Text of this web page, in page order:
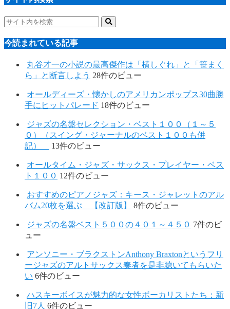
今読まれている記事
丸谷才一の小説の最高傑作は「横しぐれ」と「笹まく
ら」と断言しよう 28件のビュー
オールディーズ・懐かしのアメリカンポップス30曲勝
手にヒットパレード 18件のビュー
ジャズの名盤セレクション・ベスト１００（１～５
０）（スイング・ジャーナルのベスト１００も併
記）
13件のビュー
オールタイム・ジャズ・サックス・プレイヤー・ベス
ト１００ 12件のビュー
おすすめのピアノジャズ：キース・ジャレットのアル
バム20枚を選ぶ 【改訂版】
8件のビュー
ジャズの名盤ベスト５００の４０１～４５０ 7件のビ
ュー
アンソニー・ブラクストンAnthony Braxtonというフリ
ージャズのアルトサックス奏者を是非聴いてもらいた
い 6件のビュー
ハスキーボイスが魅力的な女性ボーカリストたち：新
旧7人 6件のビュー